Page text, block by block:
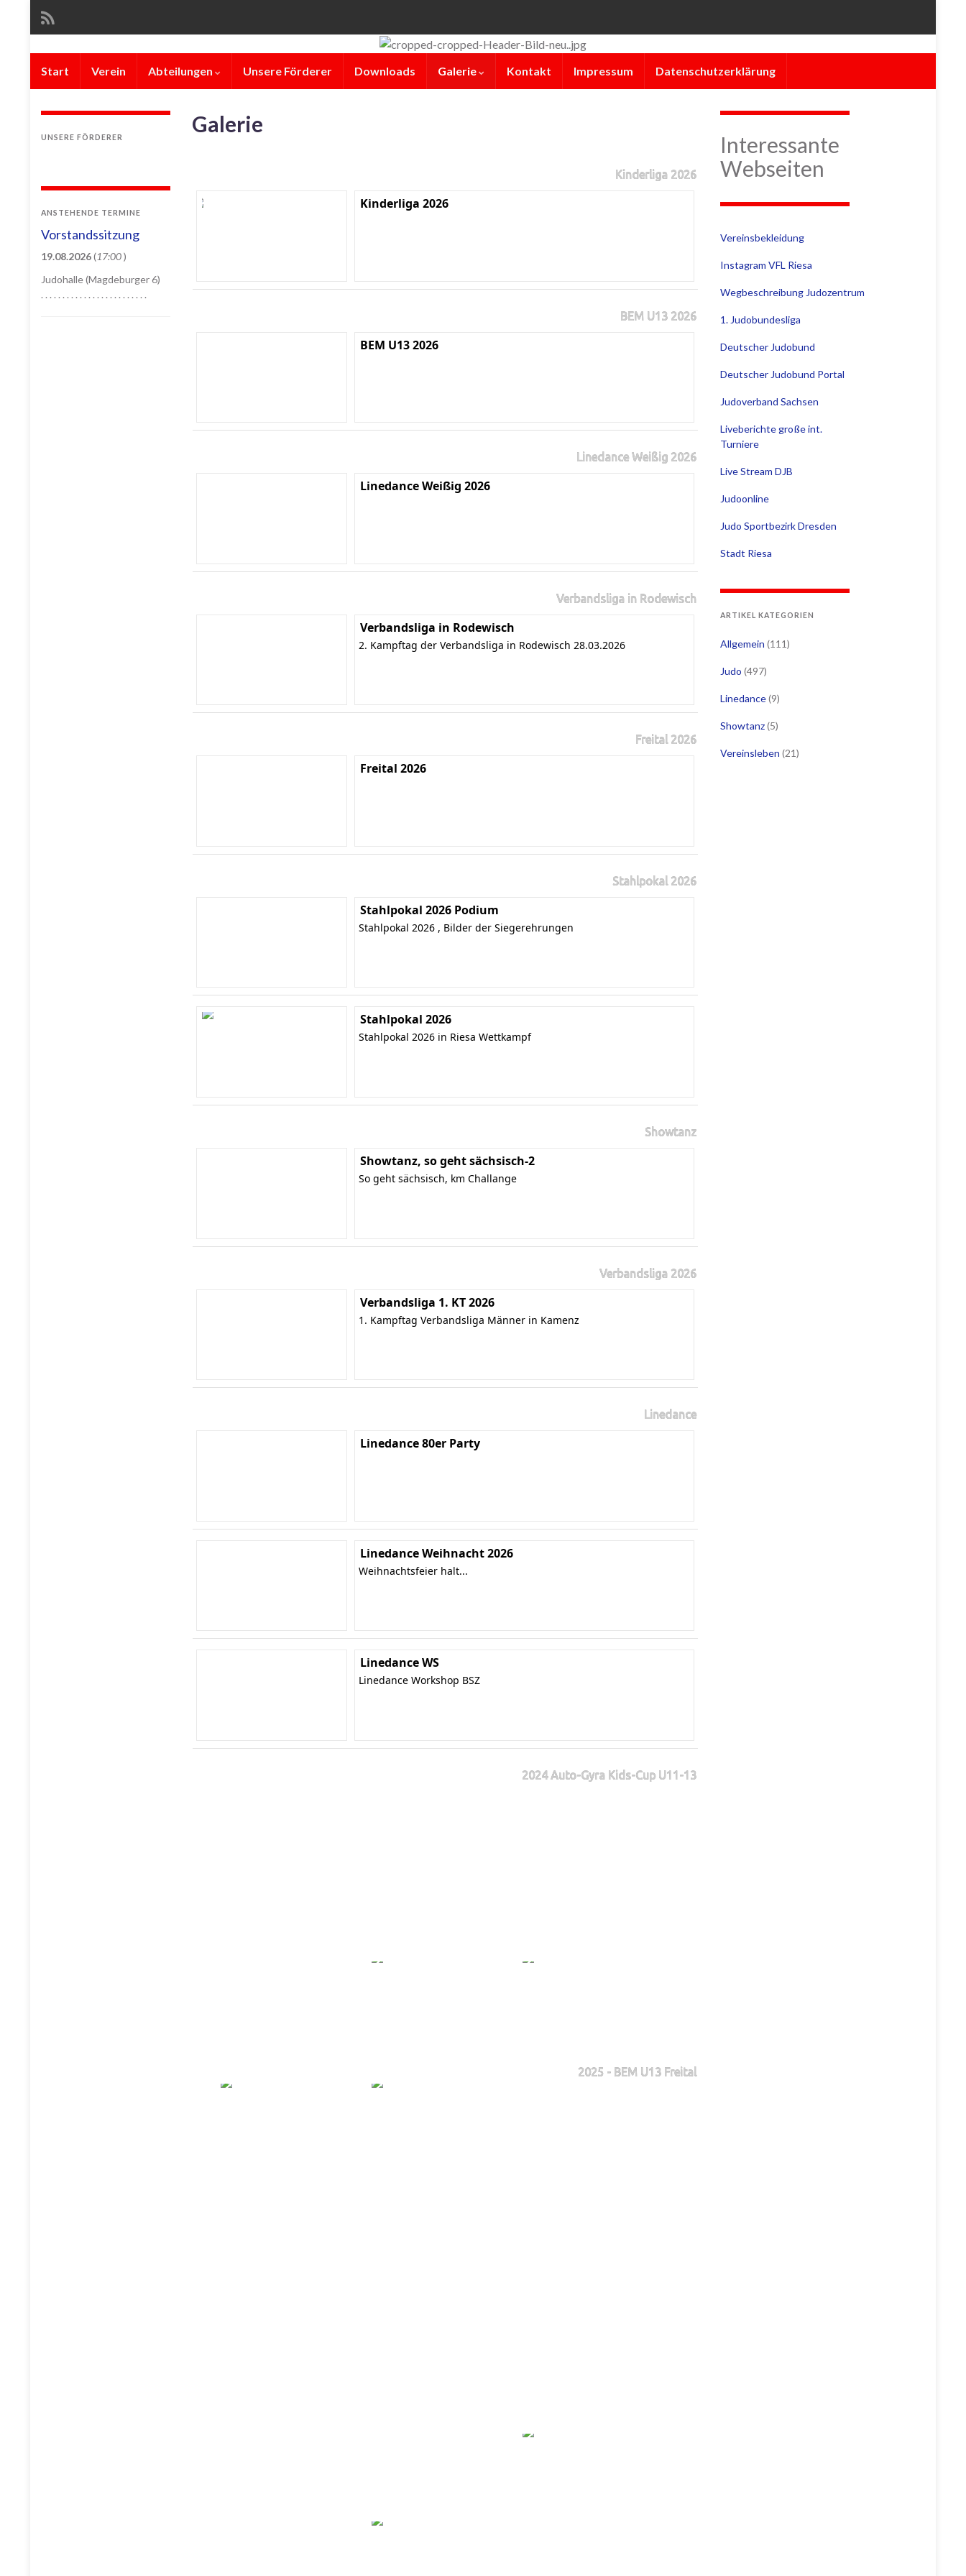
Start Verein Abteilungen Unsere Förderer Downloads Galerie Kontakt Impressum Datenschutzerklärung
Galerie
Kinderliga 2026
Kinderliga 2026
BEM U13 2026
BEM U13 2026
Linedance Weißig 2026
Linedance Weißig 2026
Verbandsliga in Rodewisch
Verbandsliga in Rodewisch
2. Kampftag der Verbandsliga in Rodewisch 28.03.2026
Freital 2026
Freital 2026
Stahlpokal 2026
Stahlpokal 2026 Podium
Stahlpokal 2026 , Bilder der Siegerehrungen
Stahlpokal 2026
Stahlpokal 2026 in Riesa Wettkampf
Showtanz
Showtanz, so geht sächsisch-2
So geht sächsisch, km Challange
Verbandsliga 2026
Verbandsliga 1. KT 2026
1. Kampftag Verbandsliga Männer in Kamenz
Linedance
Linedance 80er Party
Linedance Weihnacht 2026
Weihnachtsfeier halt...
Linedance WS
Linedance Workshop BSZ
2024 Auto-Gyra Kids-Cup U11-13
2025 - BEM U13 Freital
UNSERE FÖRDERER
ANSTEHENDE TERMINE
Vorstandssitzung
19.08.2026(17:00)
Judohalle (Magdeburger 6)
. . . . . . . . . . . . . . . . . . . . . . . . .
Interessante
Webseiten
Vereinsbekleidung
Instagram VFL Riesa
Wegbeschreibung Judozentrum
1. Judobundesliga
Deutscher Judobund
Deutscher Judobund Portal
Judoverband Sachsen
Liveberichte große int.
Turniere
Live Stream DJB
Judoonline
Judo Sportbezirk Dresden
Stadt Riesa
ARTIKEL KATEGORIEN
Allgemein (111)
Judo (497)
Linedance(9)
Showtanz(5)
Vereinsleben (21)